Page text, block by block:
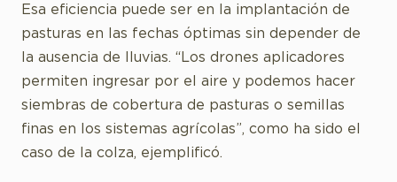
Esa eficiencia puede ser en la implantación de
pasturas en las fechas óptimas sin depender de
la ausencia de lluvias. “Los drones aplicadores
permiten ingresar por el aire y podemos hacer
siembras de cobertura de pasturas o semillas
finas en los sistemas agrícolas”, como ha sido el
caso de la colza, ejemplificó.